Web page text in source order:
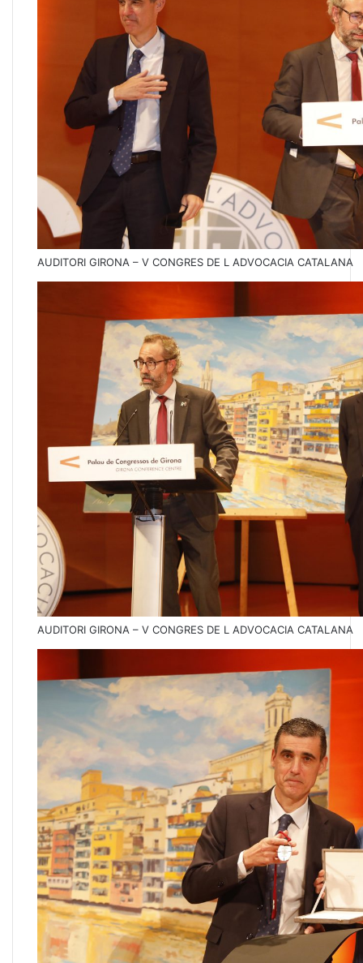
AUDITORI GIRONA – V CONGRES DE L ADVOCACIA CATALANA
AUDITORI GIRONA – V CONGRES DE L ADVOCACIA CATALANA